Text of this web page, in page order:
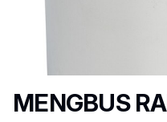
MENGBUS